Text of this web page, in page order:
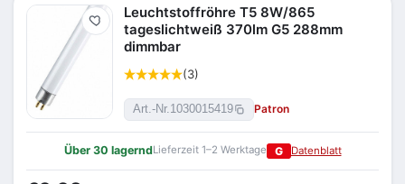
Merken
Leuchtstoffröhre T5 8W/865
tageslichtweiß 370lm G5 288mm
dimmbar
(3)
Art.-Nr. 1030015419 Patron
Über 30 lagerndLieferzeit 1–2 Werktage G Datenblatt